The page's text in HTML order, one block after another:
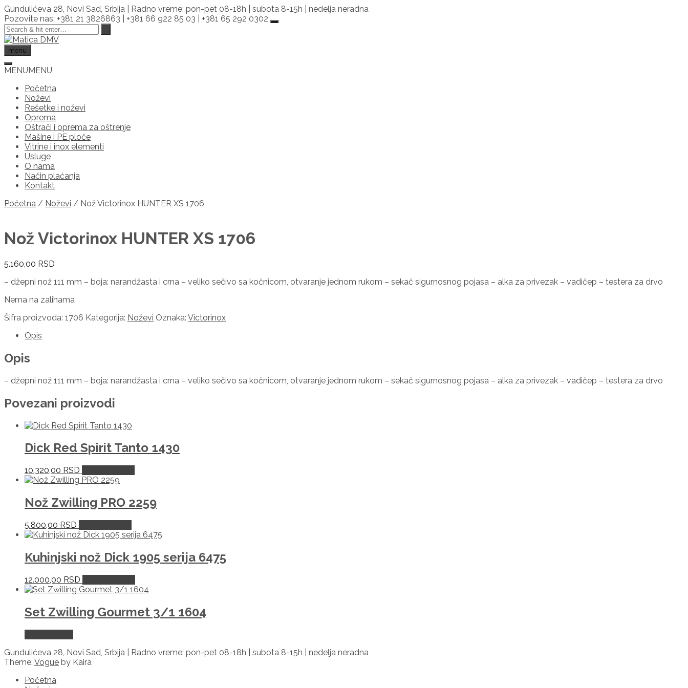
Skip
to
content
Gundulićeva 28, Novi Sad, Srbija | Radno vreme: pon-pet 08-18h | subota 8-15h | nedelja neradna
Pozovite nas: +381 21 3826863 | +381 66 922 85 03 | +381 65 292 0302
menu
MENUMENU
Početna
Noževi
Rešetke i noževi
Oprema
Oštrači i oprema za oštrenje
Mašine i PE ploče
Vitrine i inox elementi
Usluge
O nama
Način plaćanja
Kontakt
Početna / Noževi / Nož Victorinox HUNTER XS 1706
Nož Victorinox HUNTER XS 1706
5.160,00 RSD
– džepni nož 111 mm – boja: narandžasta i crna – veliko sečivo sa kočnicom, otvaranje jednom rukom – sekač sigurnosnog pojasa – alka za privezak – vadičep – testera za drvo
Nema na zalihama
Šifra proizvoda: 1706 Kategorija: Noževi Oznaka: Victorinox
Opis
Opis
– džepni nož 111 mm – boja: narandžasta i crna – veliko sečivo sa kočnicom, otvaranje jednom rukom – sekač sigurnosnog pojasa – alka za privezak – vadičep – testera za drvo
Povezani proizvodi
Dick Red Spirit Tanto 1430
10.320,00 RSD
Nož Zwilling PRO 2259
5.800,00 RSD
Kuhinjski nož Dick 1905 serija 6475
12.000,00 RSD
Set Zwilling Gourmet 3/1 1604
Gundulićeva 28, Novi Sad, Srbija | Radno vreme: pon-pet 08-18h | subota 8-15h | nedelja neradna
Theme: Vogue by Kaira
Početna